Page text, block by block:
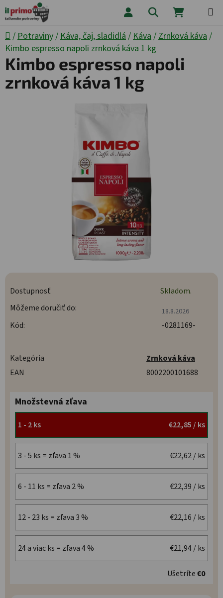
Prejsť na obsah Hľadať
Domov
/ Potraviny/ Káva, čaj, sladidlá / Káva / Zrnková káva /
Kimbo espresso napoli zrnková káva 1 kg
Dostupnosť
Skladom.
Môžeme doručiť do:
18.8.2026
Kód: -0281169-
Kategória
Zrnková káva
EAN
8002200101688
Množstevná zľava
1 - 2 ks €22,85 / ks
3 - 5 ks = zľava 1 % €22,62/ ks
6 - 11 ks = zľava 2 % €22,39 / ks
12 - 23 ks = zľava 3 % €22,16 / ks
24 a viac ks = zľava 4 % €21,94/ ks
Ušetríte€0
Kimbo espresso napoli
zrnková káva 1 kg